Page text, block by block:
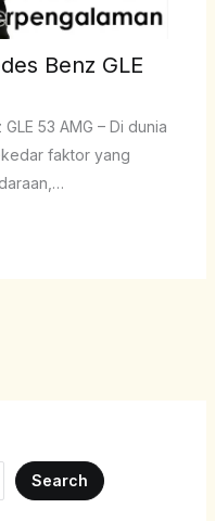
Benz GLE
53 AMG – Di dunia
faktor yang
Search